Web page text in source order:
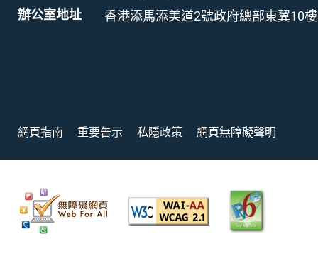
辦公室地址 香港添馬添美道2號政府總部東翼10樓
網頁指南 重要告示 私隱政策 網頁無障礙聲明